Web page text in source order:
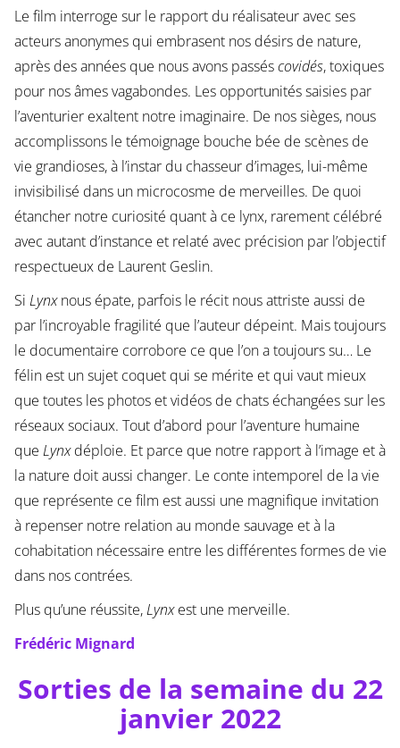
Le film interroge sur le rapport du réalisateur avec ses
acteurs anonymes qui embrasent nos désirs de nature,
après des années que nous avons passéscovidés, toxiques
pour nos âmes vagabondes. Les opportunités saisies par
l’aventurier exaltent notre imaginaire. De nos sièges, nous
accomplissons le témoignage bouche bée de scènes de
vie grandioses, à l’instar du chasseur d’images, lui-même
invisibilisé dans un microcosme de merveilles. De quoi
étancher notre curiosité quant à ce lynx, rarement célébré
avec autant d’instance et relaté avec précision par l’objectif
respectueux de Laurent Geslin.
Si Lynxnous épate, parfois le récit nous attriste aussi de
par l’incroyable fragilité que l’auteur dépeint. Mais toujours
le documentaire corrobore ce que l’on a toujours su… Le
félin est un sujet coquet qui se mérite et qui vaut mieux
que toutes les photos et vidéos de chats échangées sur les
réseaux sociaux. Tout d’abord pour l’aventure humaine
que Lynxdéploie. Et parce que notre rapport à l’image et à
la nature doit aussi changer. Le conte intemporel de la vie
que représente ce film est aussi une magnifique invitation
à repenser notre relation au monde sauvage et à la
cohabitation nécessaire entre les différentes formes de vie
dans nos contrées.
Plus qu’une réussite,Lynxest une merveille.
Frédéric Mignard
Sorties de la semaine du 22
janvier 2022